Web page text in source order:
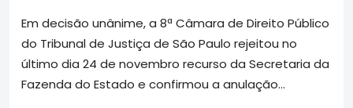
Em decisão unânime, a 8ª Câmara de Direito Público
do Tribunal de Justiça de São Paulo rejeitou no
último dia 24 de novembro recurso da Secretaria da
Fazenda do Estado e confirmou a anulação...